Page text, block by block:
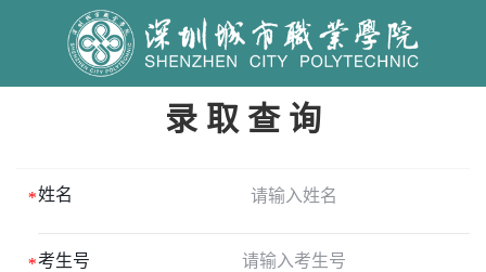
录 取 查 询
姓名
考生号